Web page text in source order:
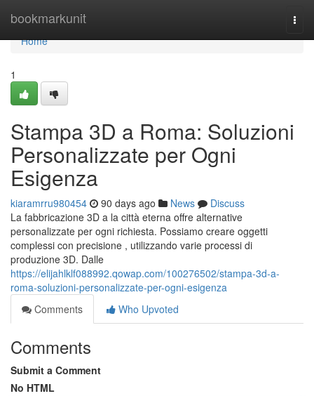
bookmarkunit
Home
Home
1
Stampa 3D a Roma: Soluzioni
Personalizzate per Ogni
Esigenza
kiaramrru980454 90 days ago News
Discuss
La fabbricazione 3D a la città eterna offre alternative
personalizzate per ogni richiesta. Possiamo creare oggetti
complessi con precisione , utilizzando varie processi di
produzione 3D. Dalle
https://elijahlklf088992.qowap.com/100276502/stampa-3d-a-
roma-soluzioni-personalizzate-per-ogni-esigenza
Comments
Who Upvoted
Comments
Submit a Comment
No HTML